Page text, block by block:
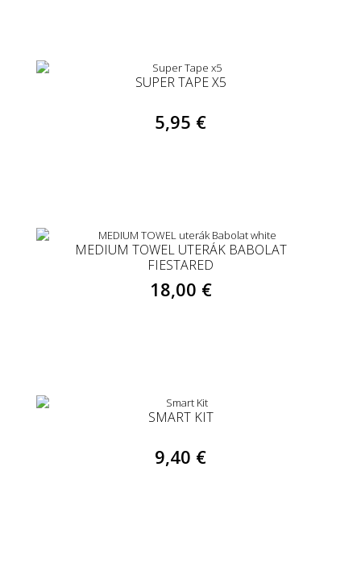
SUPER TAPE X5
5,95 €
MEDIUM TOWEL UTERÁK BABOLAT
FIESTARED
18,00 €
SMART KIT
9,40 €